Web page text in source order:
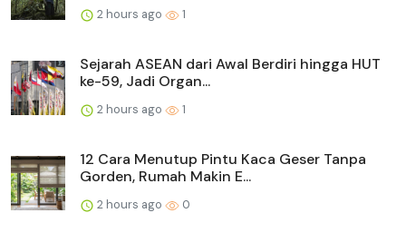
2 hours ago 1
Sejarah ASEAN dari Awal Berdiri hingga HUT
ke-59, Jadi Organ...
2 hours ago 1
12 Cara Menutup Pintu Kaca Geser Tanpa
Gorden, Rumah Makin E...
2 hours ago 0